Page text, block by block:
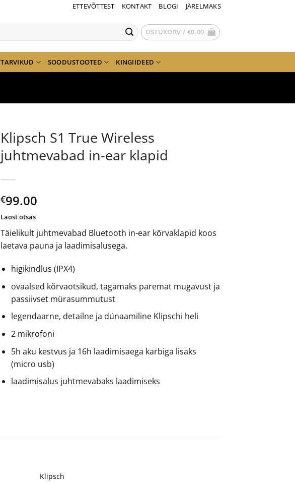
ETTEVÕTTEST KONTAKT BLOGI JÄRELMAKS
OSTUKORV / €0.00
TARVIKUD SOODUSTOOTED KINGIIDEED
Klipsch S1 True Wireless
juhtmevabad in-ear klapid
€99.00
Täielikult juhtmevabad Bluetooth in-ear kõrvaklapid koos
laetava pauna ja laadimisalusega.
higikindlus (IPX4)
ovaalsed kõrvaotsikud, tagamaks paremat mugavust ja
passiivset mürasummutust
legendaarne, detailne ja dünaamiline Klipschi heli
2 mikrofoni
5h aku kestvus ja 16h laadimisaega karbiga lisaks
(micro usb)
laadimisalus juhtmevabaks laadimiseks
Laost otsas
Klipsch